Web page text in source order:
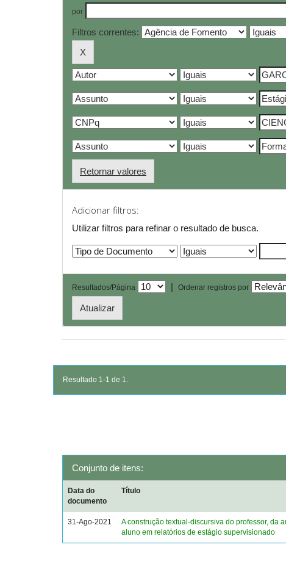
por
Filtros correntes:
Retornar valores
Adicionar filtros:
Utilizar filtros para refinar o resultado de busca.
Resultados/Página | Ordenar registros por
Resultado 1-1 de 1.
Conjunto de itens:
Data do
documento
Título
31-Ago-2021
A construção textual-discursiva do professor, da
aluno em relatórios de estágio supervisionado